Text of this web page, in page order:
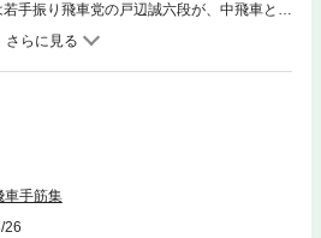
手振り飛車党の戸辺誠六段が、中飛車と石
本です。全編読みやすい対話形式で、序盤
注意すべきポイントを。中・終盤編では指
ら詳しく解説しています。戸辺流振り飛車
満載です。ぜひその勝ちパターンをマスタ
車手筋集
26